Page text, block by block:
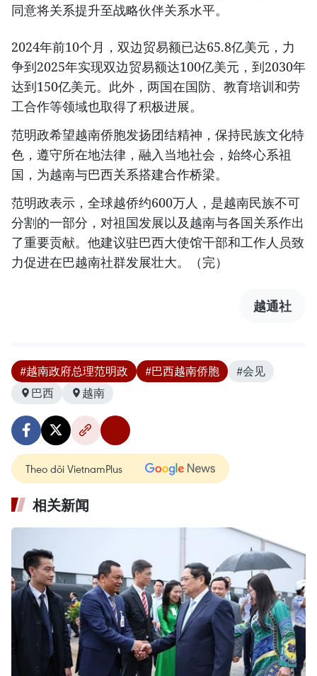
同意将关系提升至战略伙伴关系水平。
2024年前10个月，双边贸易额已达65.8亿美元，力
争到2025年实现双边贸易额达100亿美元，到2030年
达到150亿美元。此外，两国在国防、教育培训和劳
工合作等领域也取得了积极进展。
范明政希望越南侨胞发扬团结精神，保持民族文化特
色，遵守所在地法律，融入当地社会，始终心系祖
国，为越南与巴西关系搭建合作桥梁。
范明政表示，全球越侨约600万人，是越南民族不可
分割的一部分，对祖国发展以及越南与各国关系作出
了重要贡献。他建议驻巴西大使馆干部和工作人员致
力促进在巴越南社群发展壮大。（完）
越通社
#越南政府总理范明政 #巴西越南侨胞
#会见
巴西
越南
Theo dõi VietnamPlus
相关新闻